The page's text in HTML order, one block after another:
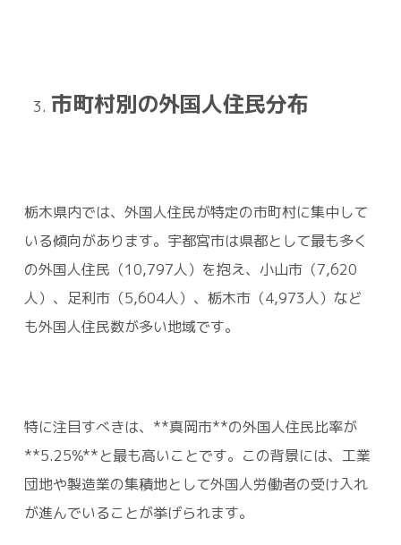
市町村別の外国人住民分布
栃木県内では、外国人住民が特定の市町村に集中して
いる傾向があります。宇都宮市は県都として最も多く
の外国人住民（10,797人）を抱え、小山市（7,620
人）、足利市（5,604人）、栃木市（4,973人）など
も外国人住民数が多い地域です。
特に注目すべきは、**真岡市**の外国人住民比率が
**5.25%**と最も高いことです。この背景には、工業
団地や製造業の集積地として外国人労働者の受け入れ
が進んでいることが挙げられます。